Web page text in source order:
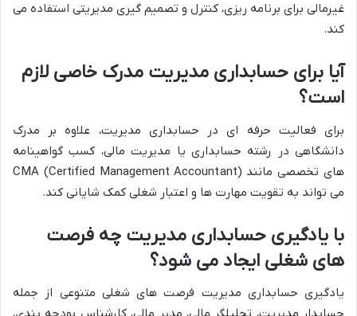
غیرمالی برای برنامه ریزی، کنترل و تصمیم گیری مدیریتی استفاده می
کند.
آیا برای حسابداری مدیریت مدرک خاصی لازم
است؟
برای فعالیت حرفه ای در حسابداری مدیریت، علاوه بر مدرک
دانشگاهی در رشته حسابداری یا مدیریت مالی، کسب گواهینامه
های تخصصی مانند CMA (Certified Management Accountant)
می تواند به تقویت مهارت ها و اعتبار شغلی کمک شایانی کند.
با یادگیری حسابداری مدیریت چه فرصت
های شغلی ایجاد می شود؟
یادگیری حسابداری مدیریت فرصت های شغلی متنوعی از جمله